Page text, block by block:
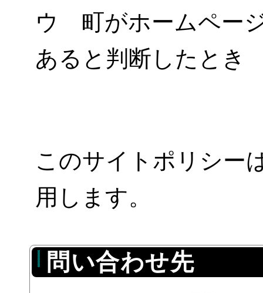
ウ 町がホームペー
あると判断したとき
このサイトポリシー
用します。
問い合わせ先